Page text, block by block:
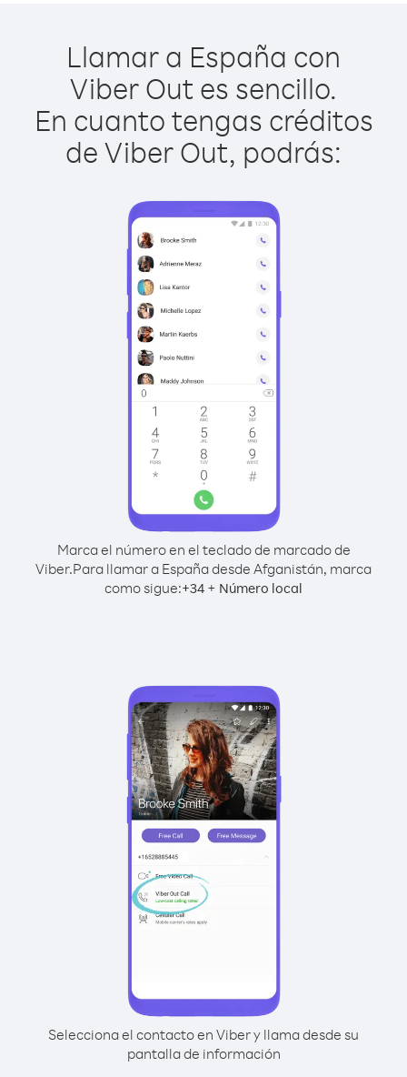
Llamar a España con
Viber Out es sencillo.
En cuanto tengas créditos
de Viber Out, podrás:
Marca el número en el teclado de marcado de
Viber.Para llamar a España desde Afganistán, marca
como sigue:+34 + Número local
Selecciona el contacto en Viber y llama desde su
pantalla de información